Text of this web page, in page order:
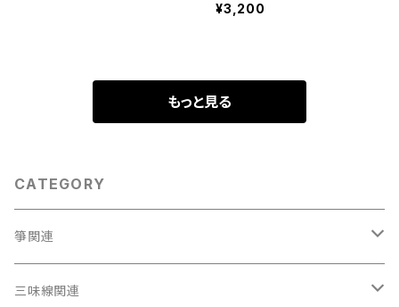
¥3,200
もっと見る
CATEGORY
箏関連
箏（本体）
三味線関連